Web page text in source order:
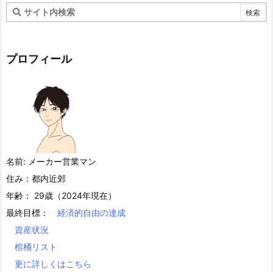
プロフィール
名前: メーカー営業マン
住み：都内近郊
年齢： 29歳（2024年現在）
最終目標：
経済的自由の達成
資産状況
棺桶リスト
更に詳しくはこちら